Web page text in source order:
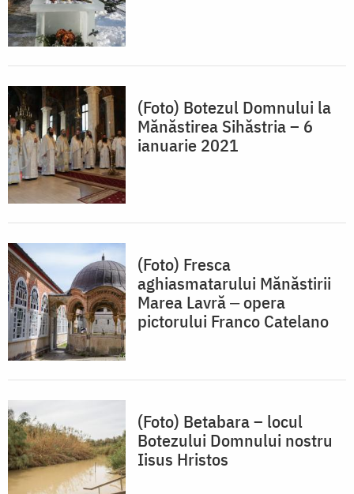
(Foto) Botezul Domnului la
Mănăstirea Sihăstria – 6
ianuarie 2021
(Foto) Fresca
aghiasmatarului Mănăstirii
Marea Lavră ‒ opera
pictorului Franco Catelano
(Foto) Betabara – locul
Botezului Domnului nostru
Iisus Hristos